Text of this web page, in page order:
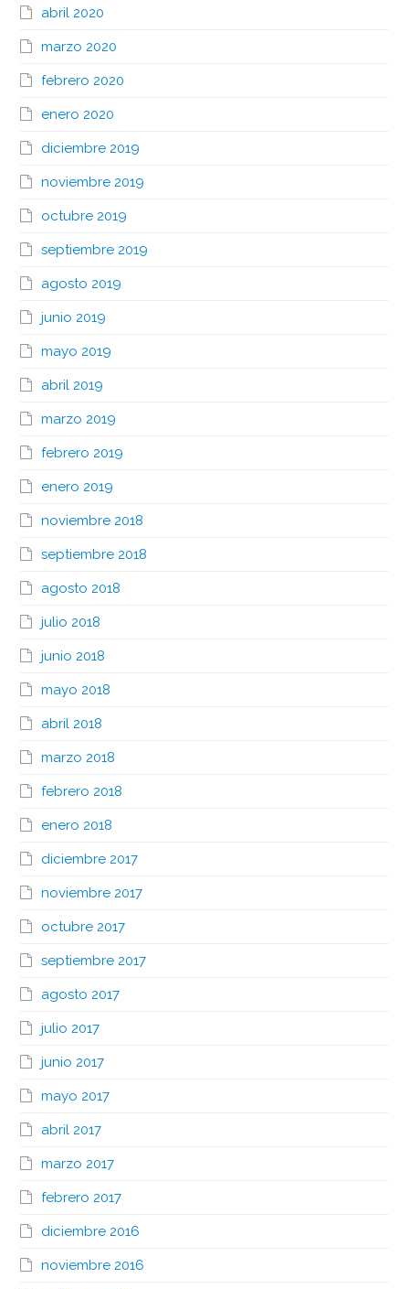
abril 2020
marzo 2020
febrero 2020
enero 2020
diciembre 2019
noviembre 2019
octubre 2019
septiembre 2019
agosto 2019
junio 2019
mayo 2019
abril 2019
marzo 2019
febrero 2019
enero 2019
noviembre 2018
septiembre 2018
agosto 2018
julio 2018
junio 2018
mayo 2018
abril 2018
marzo 2018
febrero 2018
enero 2018
diciembre 2017
noviembre 2017
octubre 2017
septiembre 2017
agosto 2017
julio 2017
junio 2017
mayo 2017
abril 2017
marzo 2017
febrero 2017
diciembre 2016
noviembre 2016